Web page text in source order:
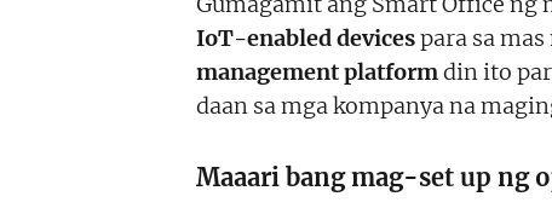
IoT-enabled devicespara sa
management platformdin ito
daan sa mga kompanya na
Maaari bang mag-set up ng